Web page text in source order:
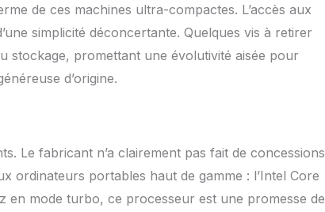
de ces machines ultra-compactes. L’accès aux
simplicité déconcertante. Quelques vis à retirer
stockage, promettant une évolutivité aisée pour
d’origine.
Le fabricant n’a clairement pas fait de concessions
ordinateurs portables haut de gamme : l’Intel Core
en mode turbo, ce processeur est une promesse de